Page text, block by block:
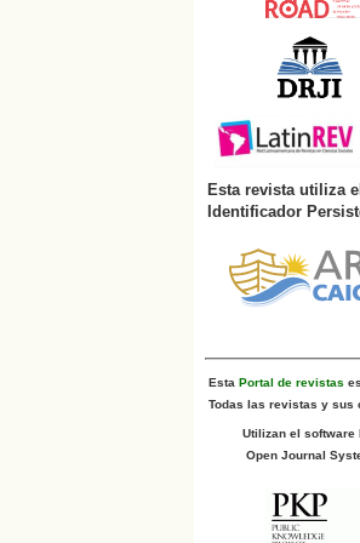
Esta revista utiliza el
Identificador
Esta Portal de revistas
Todas las revistas y sus
Utilizan el software
Open Journal